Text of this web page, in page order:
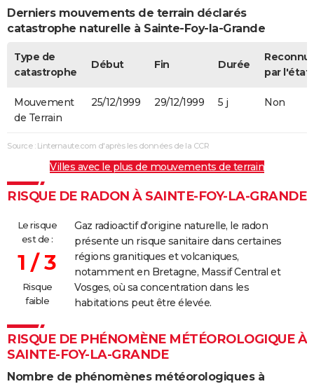
Derniers mouvements de terrain déclarés
catastrophe naturelle à Sainte-Foy-la-Grande
Type de
catastrophe
Début Fin Durée
par l'état
Mouvement
de Terrain
25/12/1999 29/12/1999 5 j Non
Source : Linternaute.com d'après les données de la CCR
Villes avec le plus de mouvements de terrain
RISQUE DE RADON À SAINTE-FOY-LA-GRANDE
Le risque
est de :
1 / 3
Risque
faible
Gaz radioactif d'origine naturelle, le radon
présente un risque sanitaire dans certaines
régions granitiques et volcaniques,
notamment en Bretagne, Massif Central et
Vosges, où sa concentration dans les
habitations peut être élevée.
RISQUE DE PHÉNOMÈNE MÉTÉOROLOGIQUE À
SAINTE-FOY-LA-GRANDE
Nombre de phénomènes météorologiques à